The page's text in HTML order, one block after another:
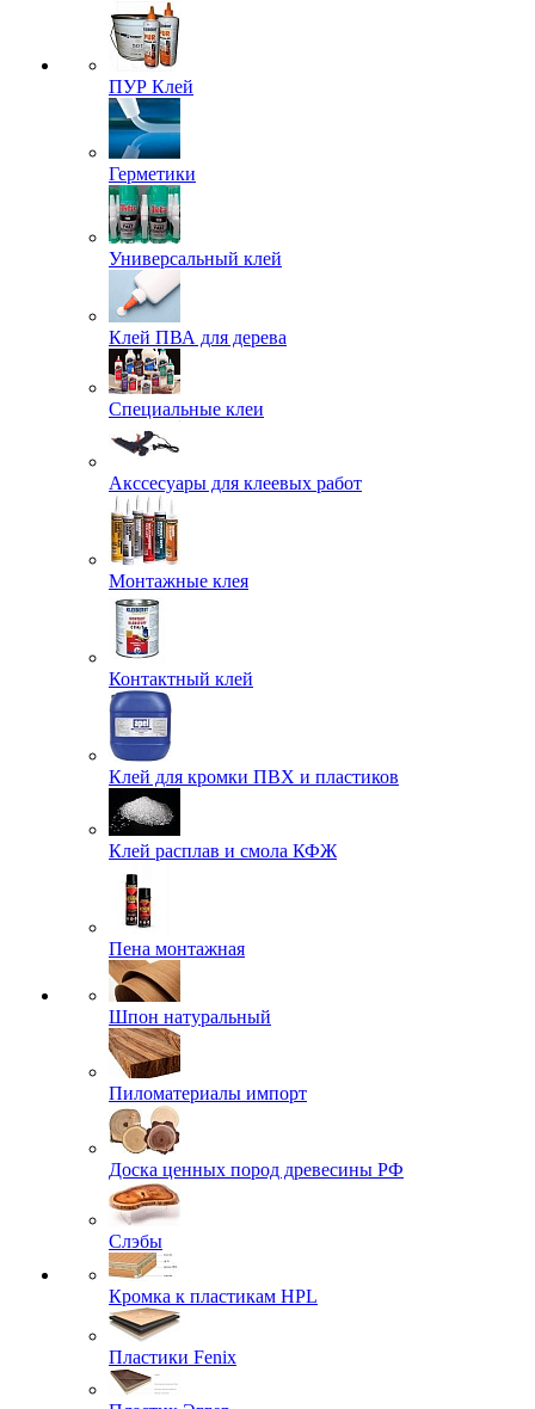
ПУР Клей
Герметики
Универсальный клей
Клей ПВА для дерева
Специальные клеи
Акссесуары для клеевых работ
Монтажные клея
Контактный клей
Клей для кромки ПВХ и пластиков
Клей расплав и смола КФЖ
Пена монтажная
Шпон натуральный
Пиломатериалы импорт
Доска ценных пород древесины РФ
Слэбы
Кромка к пластикам HPL
Пластики Fenix